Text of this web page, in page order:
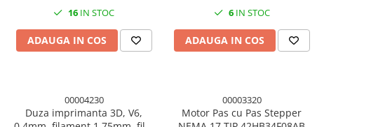
16 IN STOC
ADAUGA IN COS
6IN STOC
ADAUGA IN COS
00004230
Duza imprimanta 3D, V6,
00003320
Motor Pas cu Pas Stepper